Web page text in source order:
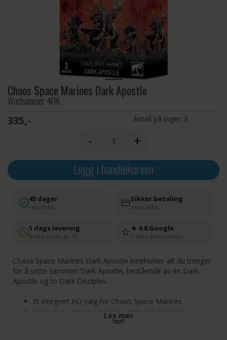
Chaos Space Marines Dark Apostle
Warhammer 40K
335,- Antall på lager: 3
- +
Legg i handlekurven
45 dager
returfrist
Sikker betaling
med SVEA
1 dags levering
Bestill innen kl. 12
★ 4.8 Google
2 300+ anmeldelser
Chaos Space Marines Dark Apostle inneholder alt du trenger
for å sette sammen Dark Apostle, bestående av én Dark
Apostle og to Dark Disciples.
Et integrert HQ valg for Chaos Space Marines
En kraftig support Character som kan forsterke
Leadership og kampferdigheter på allierte i nærheten
Les mer